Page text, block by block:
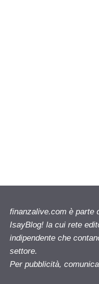
finanzalive.com è parte
IsayBlog! la cui rete
indipendente che
settore.
Per pubblicità,